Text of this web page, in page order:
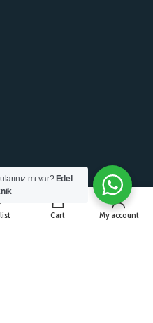
mı var? Edel
Cart My account